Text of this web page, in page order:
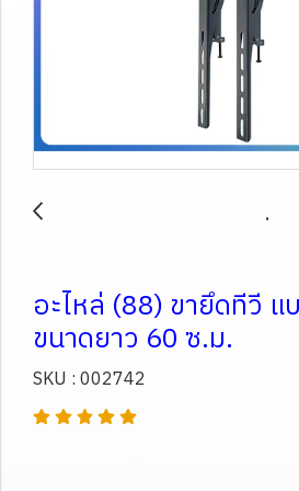
อะไหล่ (88) ขายึดทีวี
ขนาดยาว 60 ซ.ม.
SKU : 002742